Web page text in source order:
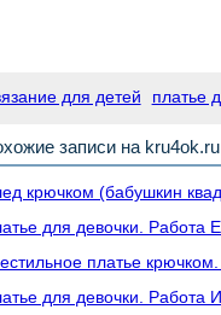
для детей платье
записи на kru4ok.ru
крючком (бабушкин
для девочки. Работа
платье
для девочки. Работа